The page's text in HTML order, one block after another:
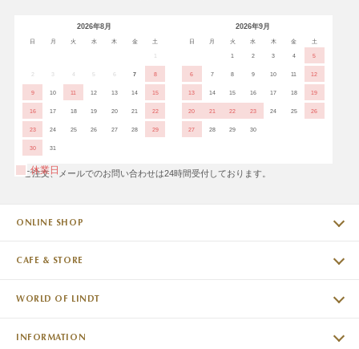
2026年8月
日 月 火 水 木 金 土
1
2 3 4 5 6 7 8
9 10 11 12 13 14 15
16 17 18 19 20 21 22
23 24 25 26 27 28 29
30 31
2026年9月
日 月 火 水 木 金 土
1 2 3 4 5
6 7 8 9 10 11 12
13 14 15 16 17 18 19
20 21 22 23 24 25 26
27 28 29 30
休業日
※ご注文、メールでのお問い合わせは24時間受付しております。
ONLINE SHOP
CAFE & STORE
WORLD OF LINDT
INFORMATION